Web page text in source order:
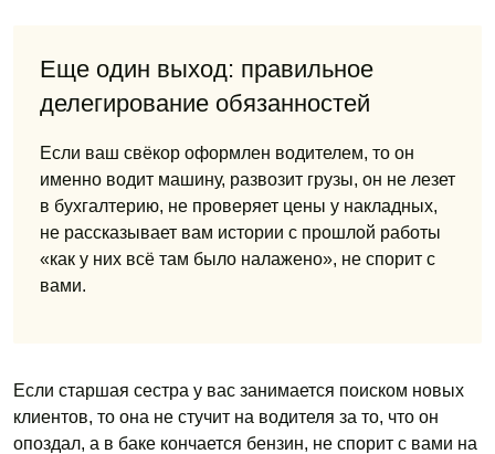
Еще один выход: правильное
делегирование обязанностей
Если ваш свёкор оформлен водителем, то он
именно водит машину, развозит грузы, он не лезет
в бухгалтерию, не проверяет цены у накладных,
не рассказывает вам истории с прошлой работы
«как у них всё там было налажено», не спорит с
вами.
Если старшая сестра у вас занимается поиском новых
клиентов, то она не стучит на водителя за то, что он
опоздал, а в баке кончается бензин, не спорит с вами на